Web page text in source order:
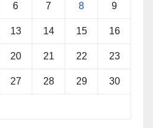
6 7 8 9
13 14 15 16
20 21 22 23
27 28 29 30